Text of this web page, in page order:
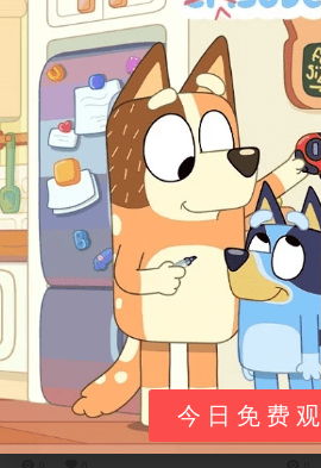
《Super Minds Level 4》剑
桥Super Minds第二版 第4
级别
教材介绍 《Super Minds Second E
dition》是剑桥大学出版社推出的一
套多级别的英语教材系列，专为儿
童设计。该教材不仅关注语言技能
的培养，还强调学生认知能力的发
展和跨学科知识的融合。通过丰富
多彩的故事、互动活动和项目工
作，《Super Minds Second Editio
n》激发学生的学习兴趣，培养他们
的批判性思维和创造力。 出版社介
绍 剑桥大学出版社（Cambridge
U…
小学教材
0
Bukids 24年7月16日
《
桥
级别
教材
套多
童设
的
展
多彩
作
n》
的批
绍
U…
小学
0
《Super Minds Level 2》剑
桥Super Minds第二版 第2
级别
教材介绍 《Super Minds Second E
dition》是剑桥大学出版社推出的一
套多级别的英语教材系列，专为儿
童设计。该教材不仅关注语言技能
小学教材
《
桥
别
教
套多
童设
今日免费